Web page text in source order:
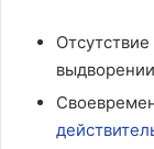
Отсутствие
выдворении